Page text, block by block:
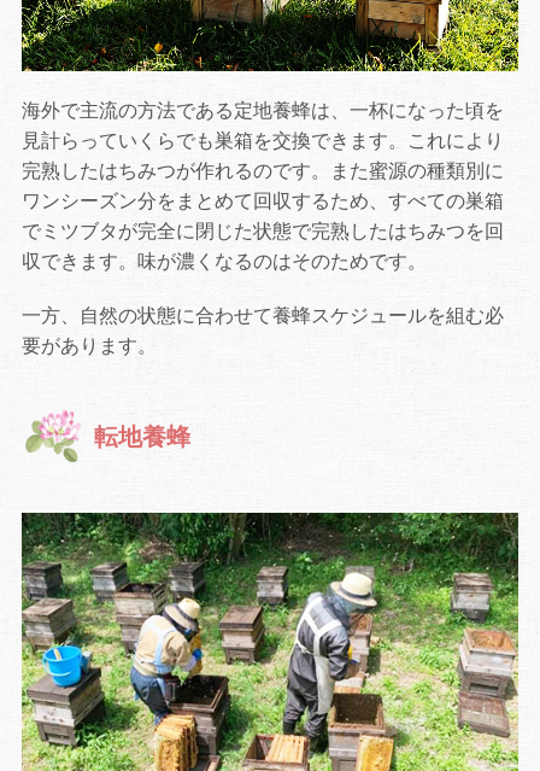
海外で主流の方法である定地養蜂は、一杯になった頃を
見計らっていくらでも巣箱を交換できます。これにより
完熟したはちみつが作れるのです。また蜜源の種類別に
ワンシーズン分をまとめて回収するため、すべての巣箱
でミツブタが完全に閉じた状態で完熟したはちみつを回
収できます。味が濃くなるのはそのためです。
一方、自然の状態に合わせて養蜂スケジュールを組む必
要があります。
転地養蜂